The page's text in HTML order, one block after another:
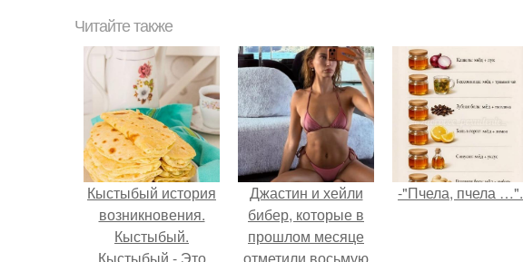
Читайте также
Кыстыбый история
возникновения.
Кыстыбый.
Джастин и хейли
бибер, которые в
прошлом месяце
-"Пчела, пчела …".